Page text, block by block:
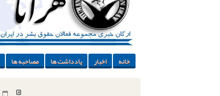
خانه اخبار یادداشت ها مصاحبه ها